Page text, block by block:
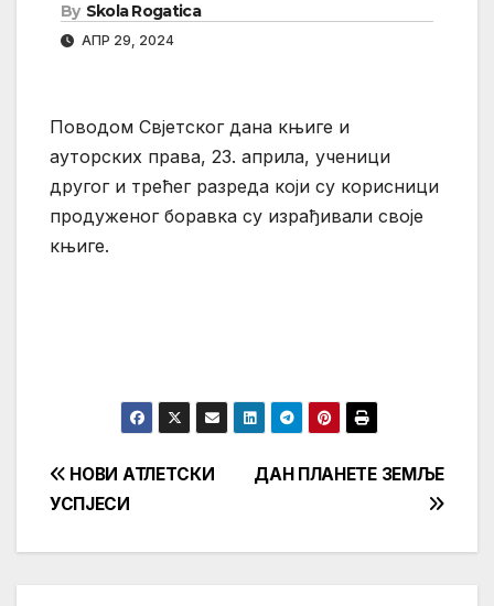
By Skola Rogatica
АПР 29, 2024
Поводом Свјетског дана књиге и
ауторских права, 23. априла, ученици
другог и трећег разреда који су корисници
продуженог боравка су израђивали своје
књиге.
Кретање
ДАН ПЛАНЕТЕ ЗЕМЉЕ
НОВИ АТЛЕТСКИ
УСПЈЕСИ